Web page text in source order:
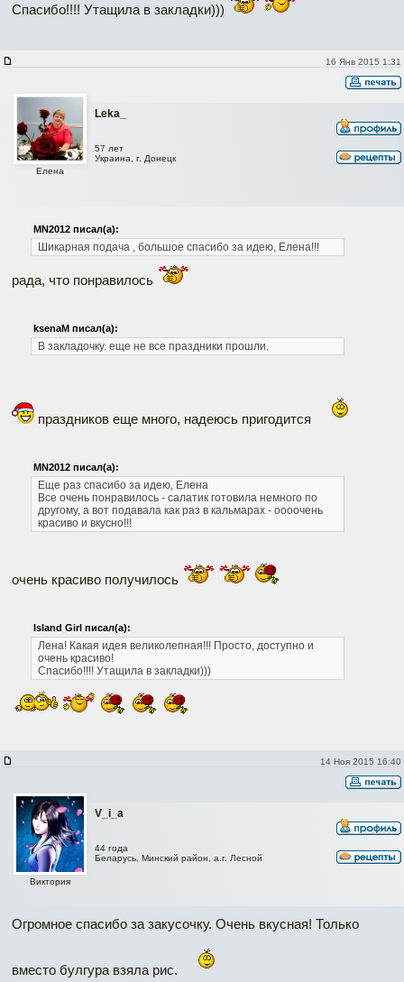
Спасибо!!!! Утащила в закладки)))
16 Янв 2015 1:31
Leka_
Елена
57 лет
Украина, г. Донецк
MN2012 писал(а):
Шикарная подача , большое спасибо за идею, Елена!!!
рада, что понравилось
ksenaM писал(а):
В закладочку. еще не все праздники прошли.
праздников еще много, надеюсь пригодится
MN2012 писал(а):
Еще раз спасибо за идею, Елена
Все очень понравилось - салатик готовила немного по
другому, а вот подавала как раз в кальмарах - оооочень
красиво и вкусно!!!
очень красиво получилось
Island Girl писал(а):
Лена! Какая идея великолепная!!! Просто, доступно и
очень красиво!
Спасибо!!!! Утащила в закладки)))
14 Ноя 2015 16:40
V_i_a
Виктория
44 года
Беларусь, Минский район, а.г. Лесной
Огромное спасибо за закусочку. Очень вкусная! Только
вместо булгура взяла рис.